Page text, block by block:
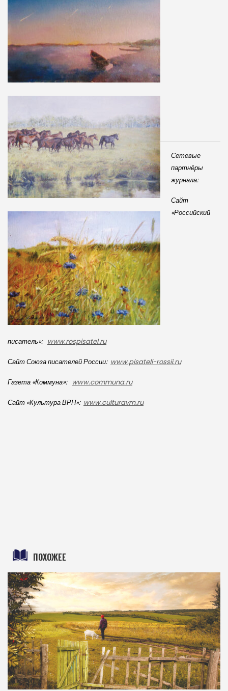
Сетевые
партнёры
журнала:
Сайт
«Российский
писатель»: www.rospisatel.ru
Сайт Союза писателей России: www.pisateli-rossii.ru
Газета «Коммуна»: www.communa.ru
Сайт «Культура ВРН»: www.culturavrn.ru
ПОХОЖЕЕ